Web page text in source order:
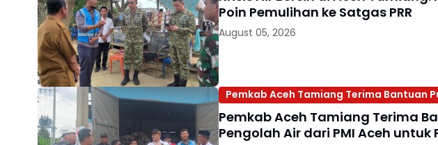
Poin Pemulihan ke Satgas PRR
August 05, 2026
Pemkab Aceh Tamiang Terima Bantuan
Pemkab Aceh Tamiang Terima
Pengolah Air dari PMI Aceh